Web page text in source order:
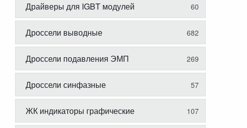
Драйверы для IGBT модулей 60
Дроссели выводные 682
Дроссели подавления ЭМП 269
Дроссели синфазные 57
ЖК индикаторы графические 107